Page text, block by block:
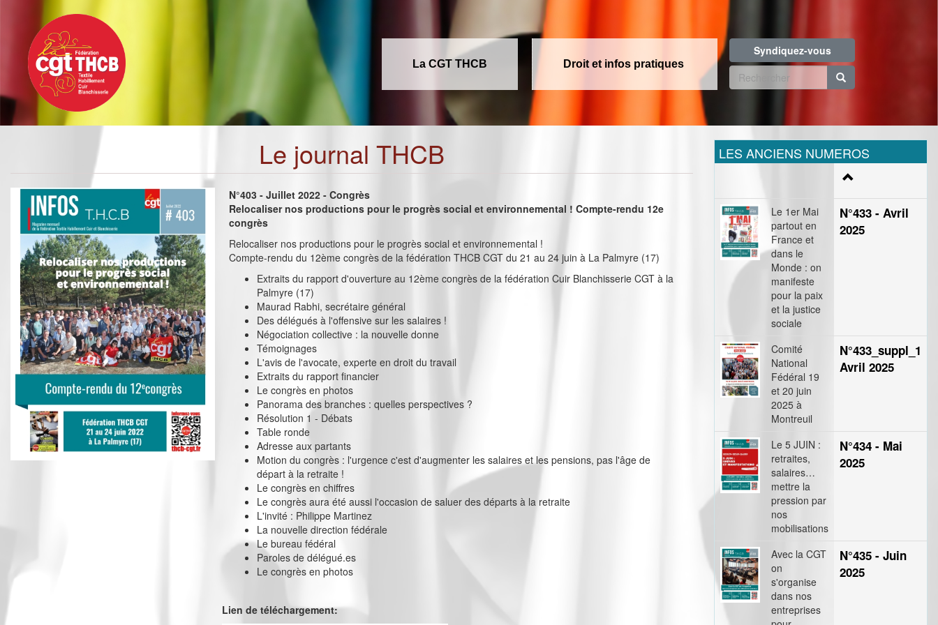
contenu
principal
La CGT THCB Droit et infos pratiques
Syndiquez-vous
Formulaire
recherche
Le journal THCB
N°403 - Juillet 2022 - Congrès
Relocaliser nos productions pour le progrès social et environnemental ! Compte-rendu 12e
congrès
Relocaliser nos productions pour le progrès social et environnemental !
Compte-rendu du 12ème congrès de la fédération THCB CGT du 21 au 24 juin à La Palmyre (17)
Extraits du rapport d'ouverture au 12ème congrès de la fédération Cuir Blanchisserie CGT à la
Palmyre (17)
Maurad Rabhi, secrétaire général
Des délégués à l'offensive sur les salaires !
Négociation collective : la nouvelle donne
Témoignages
L'avis de l'avocate, experte en droit du travail
Extraits du rapport financier
Le congrès en photos
Panorama des branches : quelles perspectives ?
Résolution 1 - Débats
Table ronde
Adresse aux partants
Motion du congrès : l'urgence c'est d'augmenter les salaires et les pensions, pas l'âge de
départ à la retraite !
Le congrès en chiffres
Le congrès aura été aussi l'occasion de saluer des départs à la retraite
L'invité : Philippe Martinez
La nouvelle direction fédérale
Le bureau fédéral
Paroles de délégué.es
Le congrès en photos
Lien de téléchargement:
LES ANCIENS NUMEROS
Le 1er Mai
partout en
France et
dans le
Monde : on
manifeste
pour la paix
et la justice
sociale
N°433 - Avril
2025
Comité
National
Fédéral 19
et 20 juin
2025 à
Montreuil
N°433_suppl_1
Avril 2025
Le 5 JUIN :
retraites,
salaires…
mettre la
pression par
nos
mobilisations
N°434 - Mai
2025
Avec la CGT
on
s'organise
dans nos
entreprises
N°435 - Juin
2025